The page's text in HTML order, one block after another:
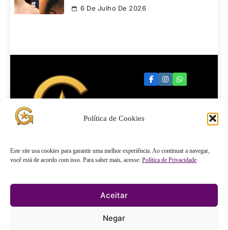
Política de Cookies
Este site usa cookies para garantir uma melhor experiência. Ao continuar a navegar,
você está de acordo com isso. Para saber mais, acesse: Política de Privacidade.
Aceitar
Negar
6 De Julho De 2026
Quartel
Quartel General © 2026